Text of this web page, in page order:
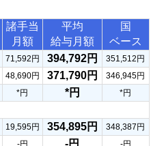
諸手当
月額
平均
給与月額
国
ベース
71,592円 394,792円 351,512円
48,690円 371,790円 346,945円
*円 *円 *円
19,595円 354,895円
348,387円
-円 -円
-円